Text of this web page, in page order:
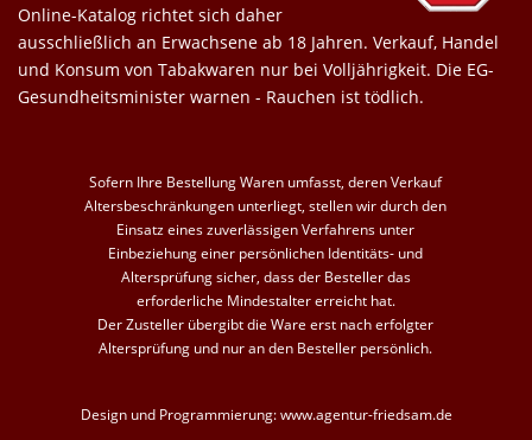
Online-Katalog richtet sich daher
ausschließlich an Erwachsene ab 18 Jahren. Verkauf, Handel
und Konsum von Tabakwaren nur bei Volljährigkeit. Die EG-
Gesundheitsminister warnen - Rauchen ist tödlich.
Sofern Ihre Bestellung Waren umfasst, deren Verkauf
Altersbeschränkungen unterliegt, stellen wir durch den
Einsatz eines zuverlässigen Verfahrens unter
Einbeziehung einer persönlichen Identitäts- und
Altersprüfung sicher, dass der Besteller das
erforderliche Mindestalter erreicht hat.
Der Zusteller übergibt die Ware erst nach erfolgter
Altersprüfung und nur an den Besteller persönlich.
Design und Programmierung:www.agentur-friedsam.de